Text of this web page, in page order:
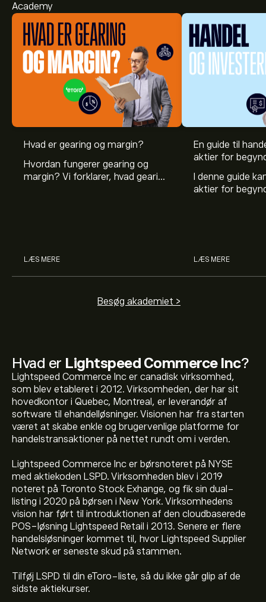
Hvad er Lightspeed Commerce Inc?
Lightspeed Commerce Inc er canadisk virksomhed,
som blev etableret i 2012. Virksomheden, der har sit
hovedkontor i Quebec, Montreal, er leverandør af
software til ehandelløsninger. Visionen har fra starten
været at skabe enkle og brugervenlige platforme for
handelstransaktioner på nettet rundt om i verden.
Lightspeed Commerce Inc er børsnoteret på NYSE
med aktiekoden LSPD. Virksomheden blev i 2019
noteret på Toronto Stock Exhange, og fik sin dual-
listing i 2020 på børsen i New York. Virksomhedens
vision har ført til introduktionen af den cloudbaserede
POS-løsning Lightspeed Retail i 2013. Senere er flere
handelsløsninger kommet til, hvor Lightspeed Supplier
Network er seneste skud på stammen.
Tilføj LSPD til din eToro-liste, så du ikke går glip af de
sidste aktiekurser.
Academy
Hvad er gearing og margin?
Hvordan fungerer gearing og
margin? Vi forklarer, hvad gearing
LÆS MERE
En guide til
aktier for
I denne guide
aktier for
LÆS MERE
Besøg akademiet >
Den aktuelle LSPD-aktiekurs er 10.35‎$‎.